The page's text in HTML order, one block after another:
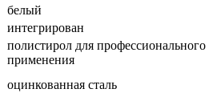
белый
интегрирован
полистирол для профессионального
применения
оцинкованная сталь